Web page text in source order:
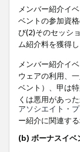
メンバー紹介イベ
ベントの参加資
び(2)そのセッシ
ム紹介料を獲得し
メンバー紹介イ
ウェアの利用、
ベント）、甲は
くは悪用があっ
アソシエイト・
ー紹介に関連す
(b) ボーナスイベ